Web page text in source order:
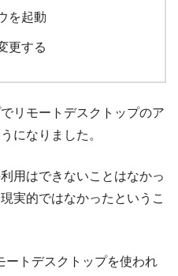
を起動
更する
リモートデスクトップのア
になりました。
用はできないことはなかっ
実的ではなかったというこ
ートデスクトップを使われ